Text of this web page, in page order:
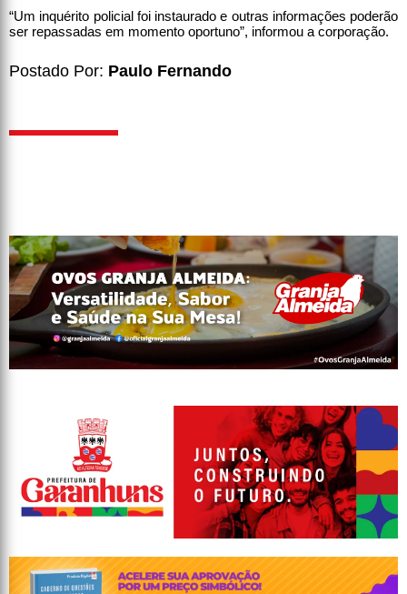
“Um inquérito policial foi instaurado e outras informações poderão
ser repassadas em momento oportuno”, informou a corporação.
Postado Por: Paulo Fernando